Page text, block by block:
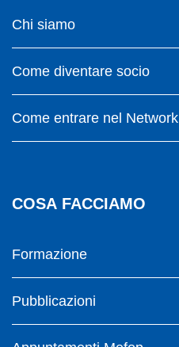
Chi siamo
Come diventare socio
Come entrare nel Network
COSA FACCIAMO
Formazione
Pubblicazioni